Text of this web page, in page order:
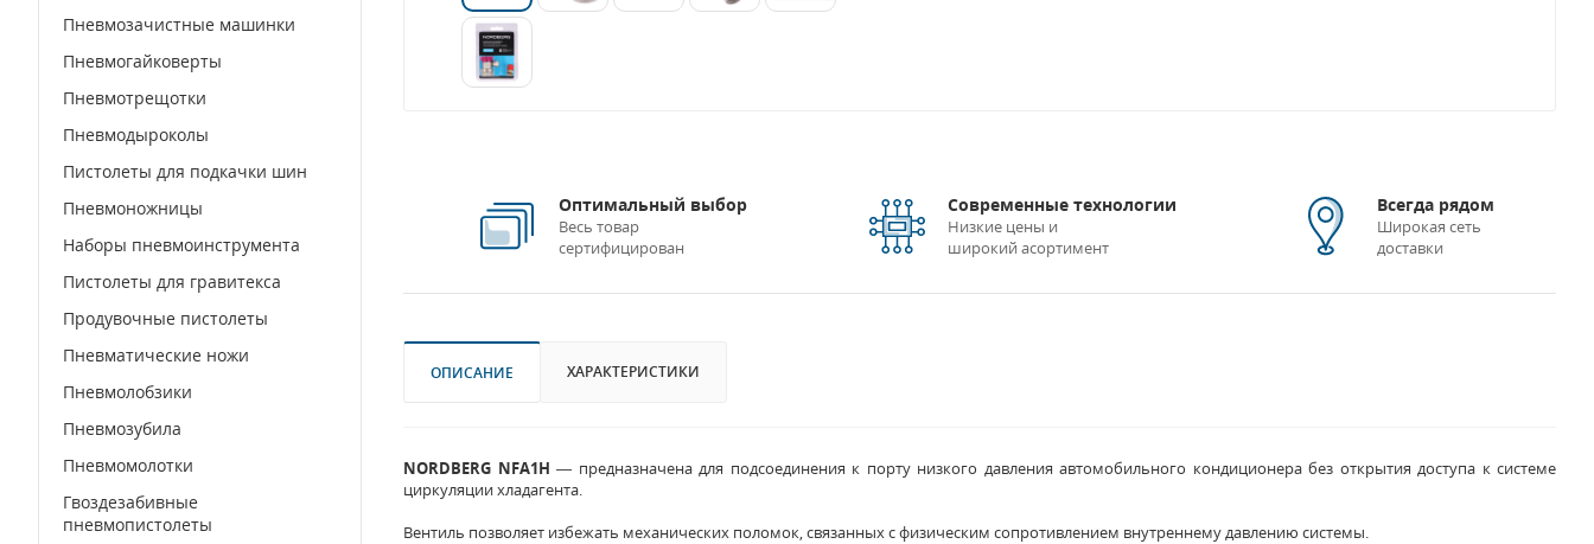
Пневмозачистные машинки
Пневмогайковерты
Пневмотрещотки
Пневмодыроколы
Пистолеты для подкачки шин
Пневмоножницы
Наборы пневмоинструмента
Пистолеты для гравитекса
Продувочные пистолеты
Пневматические ножи
Пневмолобзики
Пневмозубила
Пневмомолотки
Гвоздезабивные
пневмопистолеты
Оптимальный выбор
Весь товар
сертифицирован
Современные технологии
Низкие цены и
широкий асортимент
Всегда рядом
Широкая сеть
доставки
ОПИСАНИЕ ХАРАКТЕРИСТИКИ
NORDBERG NFA1H — предназначена для подсоединения к порту низкого давления автомобильного кондиционера без открытия доступа к системе
циркуляции хладагента.
Вентиль позволяет избежать механических поломок, связанных с физическим сопротивлением внутреннему давлению системы.